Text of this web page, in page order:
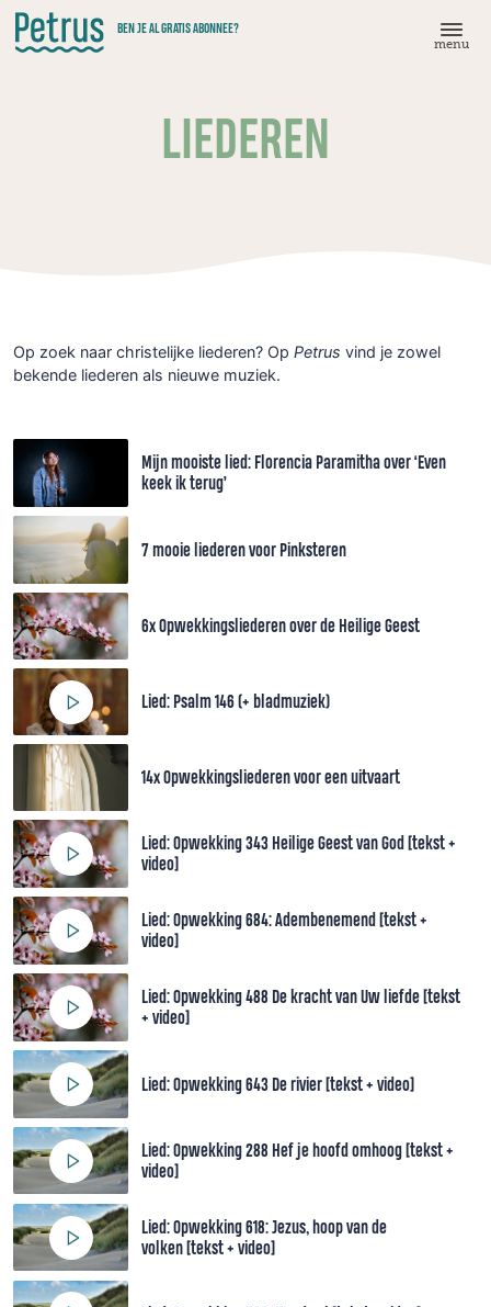
Doorgaan
naar
hoofdinhoud
BEN JE AL GRATIS ABONNEE?
menu
LIEDEREN
Op zoek naar christelijke liederen? Op Petrus vind je zowel
bekende liederen als nieuwe muziek.
Mijn mooiste lied: Florencia Paramitha over ‘Even
keek ik terug’
7 mooie liederen voor Pinksteren
6x Opwekkingsliederen over de Heilige Geest
Lied: Psalm 146 (+ bladmuziek)
14x Opwekkingsliederen voor een uitvaart
Lied: Opwekking 343 Heilige Geest van God [tekst +
video]
Lied: Opwekking 684: Adembenemend [tekst +
video]
Lied: Opwekking 488 De kracht van Uw liefde [tekst
+ video]
Lied: Opwekking 643 De rivier [tekst + video]
Lied: Opwekking 288 Hef je hoofd omhoog [tekst +
video]
Lied: Opwekking 618: Jezus, hoop van de
volken [tekst + video]